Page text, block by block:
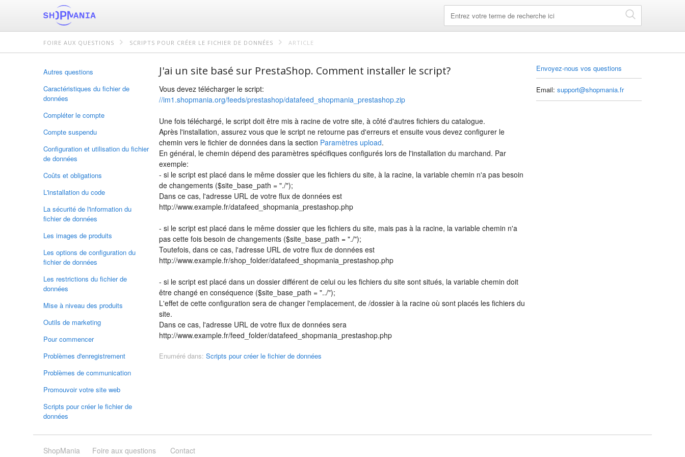
FOIRE AUX QUESTIONS SCRIPTS POUR CRÉER LE FICHIER DE DONNÉES ARTICLE
Autres questions
Caractéristiques du fichier de
données
Compléter le compte
Compte suspendu
Configuration et utilisation du fichier
de données
Coûts et obligations
L'installation du code
La sécurité de l'information du
fichier de données
Les images de produits
Les options de configuration du
fichier de données
Les restrictions du fichier de
données
Mise à niveau des produits
Outils de marketing
Pour commencer
Problèmes d'enregistrement
Problèmes de communication
Promouvoir votre site web
Scripts pour créer le fichier de
données
J'ai un site basé sur PrestaShop. Comment installer le script?
Vous devez télécharger le script:
//im1.shopmania.org/feeds/prestashop/datafeed_shopmania_prestashop.zip
Une fois téléchargé, le script doit être mis à racine de votre site, à côté d'autres fichiers du catalogue.
Après l'installation, assurez vous que le script ne retourne pas d'erreurs et ensuite vous devez configurer le
chemin vers le fichier de données dans la section Paramètres upload.
En général, le chemin dépend des paramètres spécifiques configurés lors de l'installation du marchand. Par
exemple:
- si le script est placé dans le même dossier que les fichiers du site, à la racine, la variable chemin n'a pas besoin
de changements ($site_base_path = "./");
Dans ce cas, l'adresse URL de votre flux de données est
http://www.example.fr/datafeed_shopmania_prestashop.php
- si le script est placé dans le même dossier que les fichiers du site, mais pas à la racine, la variable chemin n'a
pas cette fois besoin de changements ($site_base_path = "./");
Toutefois, dans ce cas, l'adresse URL de votre flux de données est
http://www.example.fr/shop_folder/datafeed_shopmania_prestashop.php
- si le script est placé dans un dossier différent de celui ou les fichiers du site sont situés, la variable chemin doit
être changé en conséquence ($site_base_path = "../");
L'effet de cette configuration sera de changer l'emplacement, de /dossier à la racine où sont placés les fichiers du
site.
Dans ce cas, l'adresse URL de votre flux de données sera
http://www.example.fr/feed_folder/datafeed_shopmania_prestashop.php
Enuméré dans: Scripts pour créer le fichier de données
Envoyez-nous vos questions
Email: support@shopmania.fr
ShopMania Foire aux questions Contact